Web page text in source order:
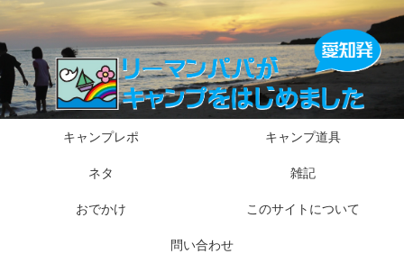
キャンプレポ キャンプ道具
ネタ 雑記
おでかけ このサイトについて
問い合わせ